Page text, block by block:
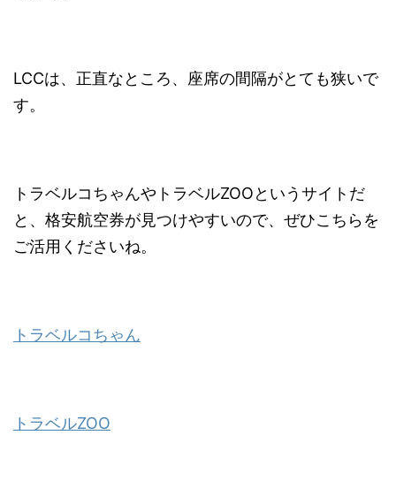
LCCは、正直なところ、座席の間隔がとても狭いで
す。
トラベルコちゃんやトラベルZOOというサイトだ
と、格安航空券が見つけやすいので、ぜひこちらを
ご活用くださいね。
トラベルコちゃん
トラベルZOO